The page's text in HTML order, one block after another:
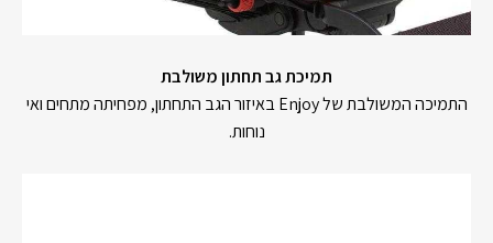
תמיכת גב תחתון משולבת
התמיכה המשולבת של Enjoy באיזור הגב התחתון, מפחיתה מתחים ואי
נוחות.